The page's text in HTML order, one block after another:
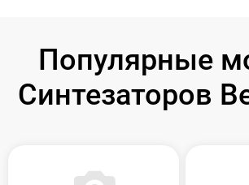
Популярные
Синтезаторов